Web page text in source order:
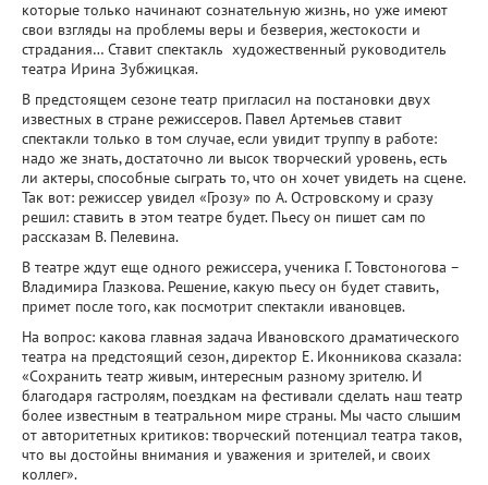
которые только начинают сознательную жизнь, но уже имеют
свои взгляды на проблемы веры и безверия, жестокости и
страдания… Ставит спектакль художественный руководитель
театра Ирина Зубжицкая.
В предстоящем сезоне театр пригласил на постановки двух
известных в стране режиссеров. Павел Артемьев ставит
спектакли только в том случае, если увидит труппу в работе:
надо же знать, достаточно ли высок творческий уровень, есть
ли актеры, способные сыграть то, что он хочет увидеть на сцене.
Так вот: режиссер увидел «Грозу» по А. Островскому и сразу
решил: ставить в этом театре будет. Пьесу он пишет сам по
рассказам В. Пелевина.
В театре ждут еще одного режиссера, ученика Г. Товстоногова –
Владимира Глазкова. Решение, какую пьесу он будет ставить,
примет после того, как посмотрит спектакли ивановцев.
На вопрос: какова главная задача Ивановского драматического
театра на предстоящий сезон, директор Е. Иконникова сказала:
«Сохранить театр живым, интересным разному зрителю. И
благодаря гастролям, поездкам на фестивали сделать наш театр
более известным в театральном мире страны. Мы часто слышим
от авторитетных критиков: творческий потенциал театра таков,
что вы достойны внимания и уважения и зрителей, и своих
коллег».